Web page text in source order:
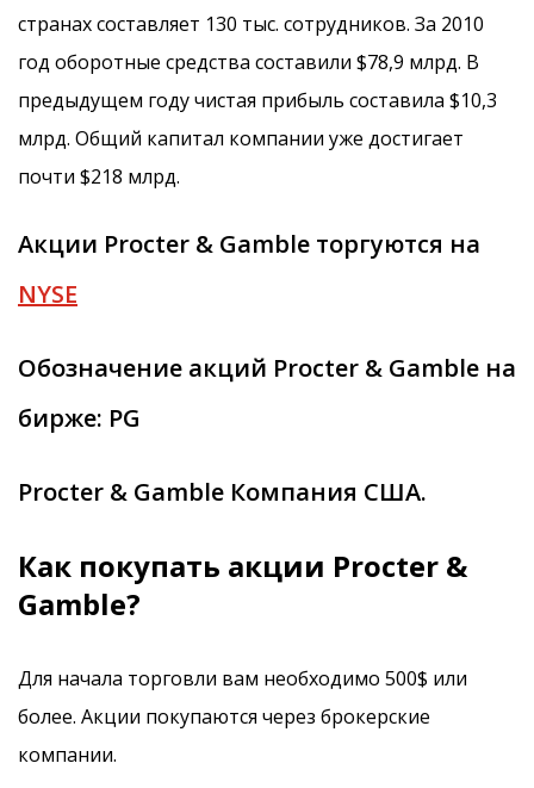
странах составляет 130 тыс. сотрудников. За 2010
год оборотные средства составили $78,9 млрд. В
предыдущем году чистая прибыль составила $10,3
млрд. Общий капитал компании уже достигает
почти $218 млрд.
Акции Procter & Gamble торгуются на
NYSE
Обозначение акций Procter & Gamble на
бирже: PG
Procter & Gamble Компания США.
Как покупать акции Procter &
Gamble?
Для начала торговли вам необходимо 500$ или
более. Акции покупаются через брокерские
компании.